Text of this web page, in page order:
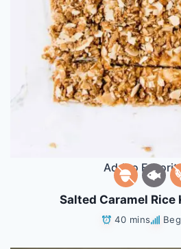
Add to
Salted Caramel Rice
40 mins